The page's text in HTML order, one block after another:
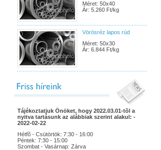
Méret: 50x40
Ár: 5.260 Ft/kg
Vörösréz lapos rúd
Méret: 50x30
Ár: 6.844 Ft/kg
Tájékoztatjuk Önöket, hogy 2022.03.01-tõl a
nyitva tartásunk az alábbiak szerint alakul: -
2022-02-22
Hétfõ - Csütörtök: 7:30 - 16:00
Péntek: 7:30 - 15:00
Szombat - Vasárnap: Zárva